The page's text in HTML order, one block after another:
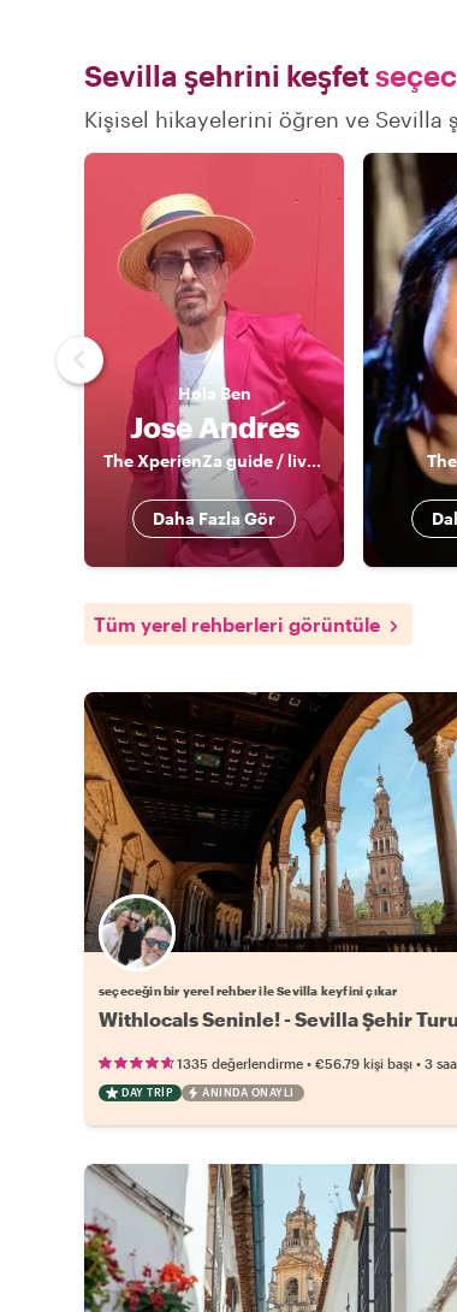
Sevilla şehrini keşfet
Kişisel hikayelerini öğren ve Sevilla
Hola Ben
Jose Andres
The XperienZa guide / live an experience
Daha Fazla Gör
Tüm yerel rehberleri görüntüle
Favori yerel rehberini seç
seçeceğin bir yerel rehber ile Sevilla keyfini çıkar
Withlocals Seninle! - Sevilla Şehir Turu
1335 değerlendirme • €56.79 kişi başı • 3
DAY TRIP ANINDA ONAYLI